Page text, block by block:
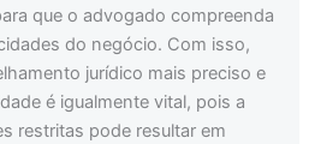
que o advogado compreenda
do negócio. Com isso,
jurídico mais preciso e
é igualmente vital, pois a
restritas pode resultar em